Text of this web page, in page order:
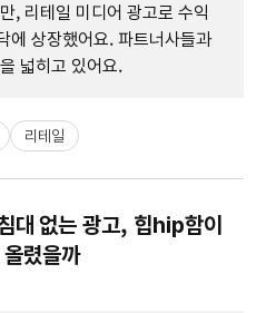
, 리테일 미디어 광고로 수익
에 상장했어요. 파트너사들과
넓히고 있어요.
리테일
대 없는 광고, 힙hip함이
렸을까